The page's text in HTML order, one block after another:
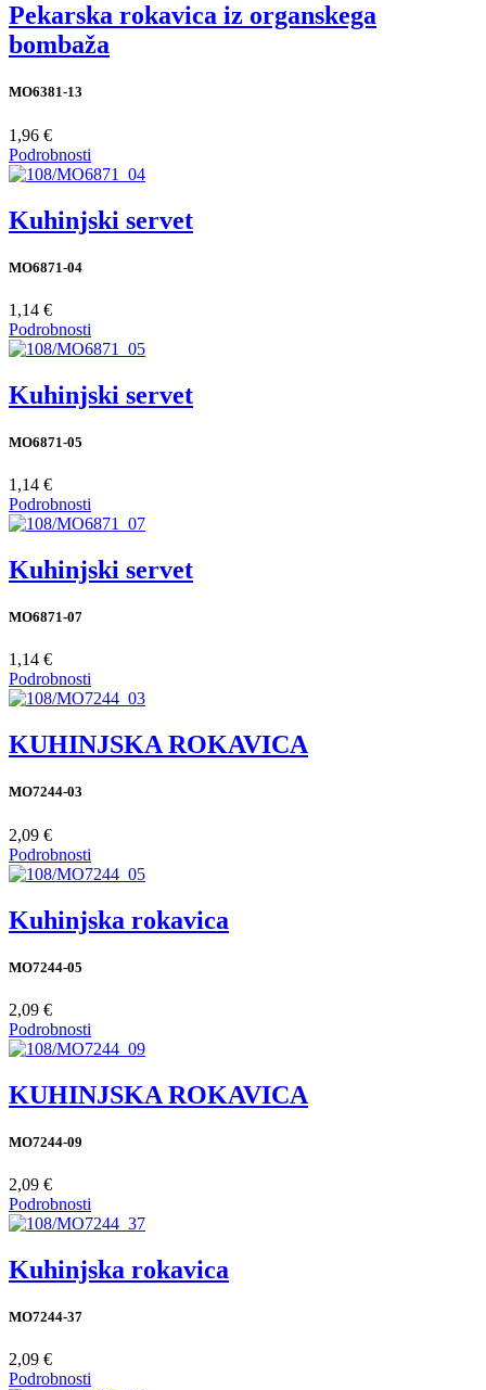
Pekarska rokavica iz organskega
bombaža
MO6381-13
1,96 €
Podrobnosti
Kuhinjski servet
MO6871-04
1,14 €
Podrobnosti
Kuhinjski servet
MO6871-05
1,14 €
Podrobnosti
Kuhinjski servet
MO6871-07
1,14 €
Podrobnosti
KUHINJSKA ROKAVICA
MO7244-03
2,09 €
Podrobnosti
Kuhinjska rokavica
MO7244-05
2,09 €
Podrobnosti
KUHINJSKA ROKAVICA
MO7244-09
2,09 €
Podrobnosti
Kuhinjska rokavica
MO7244-37
2,09 €
Podrobnosti